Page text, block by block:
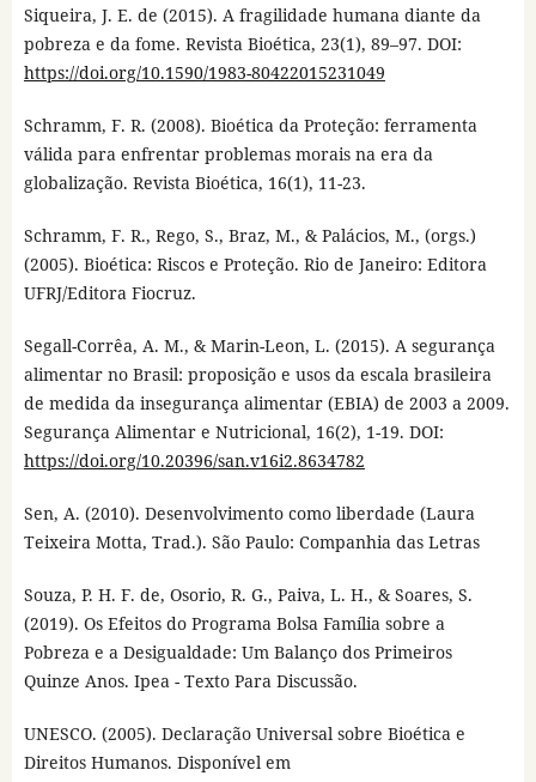
Siqueira, J. E. de (2015). A fragilidade humana diante da
pobreza e da fome. Revista Bioética, 23(1), 89–97. DOI:
https://doi.org/10.1590/1983-80422015231049
Schramm, F. R. (2008). Bioética da Proteção: ferramenta
válida para enfrentar problemas morais na era da
globalização. Revista Bioética, 16(1), 11-23.
Schramm, F. R., Rego, S., Braz, M., & Palácios, M., (orgs.)
(2005). Bioética: Riscos e Proteção. Rio de Janeiro: Editora
UFRJ/Editora Fiocruz.
Segall-Corrêa, A. M., & Marin-Leon, L. (2015). A segurança
alimentar no Brasil: proposição e usos da escala brasileira
de medida da insegurança alimentar (EBIA) de 2003 a 2009.
Segurança Alimentar e Nutricional, 16(2), 1-19. DOI:
https://doi.org/10.20396/san.v16i2.8634782
Sen, A. (2010). Desenvolvimento como liberdade (Laura
Teixeira Motta, Trad.). São Paulo: Companhia das Letras
Souza, P. H. F. de, Osorio, R. G., Paiva, L. H., & Soares, S.
(2019). Os Efeitos do Programa Bolsa Família sobre a
Pobreza e a Desigualdade: Um Balanço dos Primeiros
Quinze Anos. Ipea - Texto Para Discussão.
UNESCO. (2005). Declaração Universal sobre Bioética e
Direitos Humanos. Disponível em